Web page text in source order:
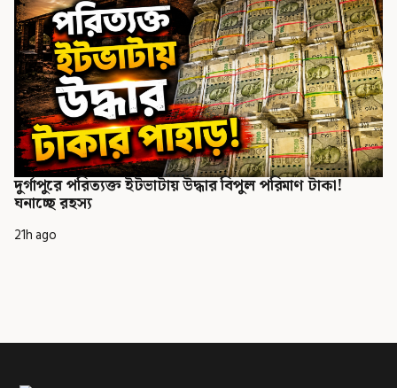
দুর্গাপুরে পরিত্যক্ত ইটভাটায় উদ্ধার বিপুল পরিমাণ টাকা!
ঘনাচ্ছে রহস্য
21h ago